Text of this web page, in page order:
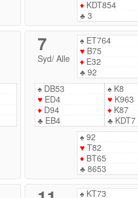
♦KDT854
♣3
7
Syd/ Alle
♠ET764
♥B75
♦E32
♣92
♠ DB53
♥ ED4
♦ D94
♣ EB4
♠ K8
♥ K963
♦ K87
♣ KDT7
♠92
♥T82
♦BT65
♣8653
♠KT73